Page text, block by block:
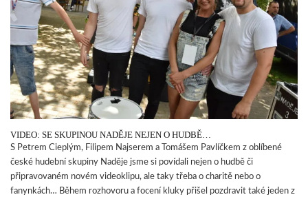
VIDEO: SE SKUPINOU NADĚJE NEJEN O HUDBĚ…
S Petrem Cieplým, Filipem Najserem a Tomášem Pavlíčkem z oblíbené
české hudební skupiny Naděje jsme si povídali nejen o hudbě či
připravovaném novém videoklipu, ale taky třeba o charitě nebo o
fanynkách… Během rozhovoru a focení kluky přišel pozdravit také jeden z